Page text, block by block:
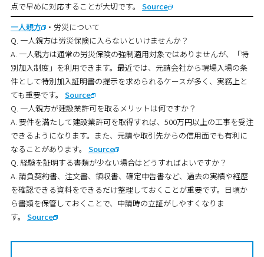
点で早めに対応することが大切です。 Source
一人親方 ・労災について
Q. 一人親方は労災保険に入らないといけませんか？
A. 一人親方は通常の労災保険の強制適用対象ではありませんが、「特
別加入制度」を利用できます。最近では、元請会社から現場入場の条
件として特別加入証明書の提示を求められるケースが多く、実務上と
ても重要です。 Source
Q. 一人親方が建設業許可を取るメリットは何ですか？
A. 要件を満たして建設業許可を取得すれば、500万円以上の工事を受注
できるようになります。また、元請や取引先からの信用面でも有利に
なることがあります。 Source
Q. 経験を証明する書類が少ない場合はどうすればよいですか？
A. 請負契約書、注文書、領収書、確定申告書など、過去の実績や経歴
を確認できる資料をできるだけ整理しておくことが重要です。日頃か
ら書類を保管しておくことで、申請時の立証がしやすくなりま
す。 Source